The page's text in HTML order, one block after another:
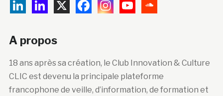
A propos
18 ans après sa création, le Club Innovation & Culture
CLIC est devenu la principale plateforme
francophone de veille, d’information, de formation et